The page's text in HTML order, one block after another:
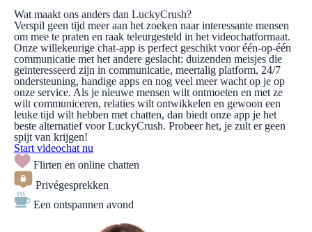
Wat maakt ons anders dan LuckyCrush?
Verspil geen tijd meer aan het zoeken naar interessante mensen
om mee te praten en raak teleurgesteld in het videochatformaat.
Onze willekeurige chat-app is perfect geschikt voor één-op-één
communicatie met het andere geslacht: duizenden meisjes die
geïnteresseerd zijn in communicatie, meertalig platform, 24/7
ondersteuning, handige apps en nog veel meer wacht op je op
onze service. Als je nieuwe mensen wilt ontmoeten en met ze
wilt communiceren, relaties wilt ontwikkelen en gewoon een
leuke tijd wilt hebben met chatten, dan biedt onze app je het
beste alternatief voor LuckyCrush. Probeer het, je zult er geen
spijt van krijgen!
Start videochat nu
Flirten en online chatten
Privégesprekken
Een ontspannen avond